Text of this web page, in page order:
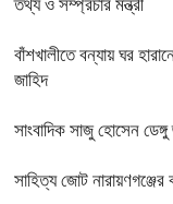
তথ্য ও সম্প্রচার মন্ত্রী
বাঁশখালীতে বন্যায় ঘর
জাহিদ
সাংবাদিক সাজু হোসেন
সাহিত্য জোট